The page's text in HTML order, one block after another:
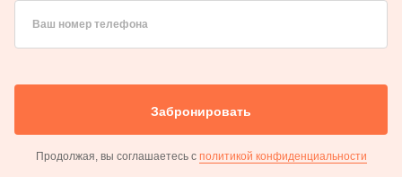
Ваш номер телефона
Забронировать
Продолжая, вы соглашаетесь с политикой конфиденциальности